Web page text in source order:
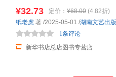
13284178503
¥32.73 定价： ¥68.00 (4.82折)
新华书店总店图书专营店
1条评论
纸老虎 著 /2025-05-01 /湖南文艺出